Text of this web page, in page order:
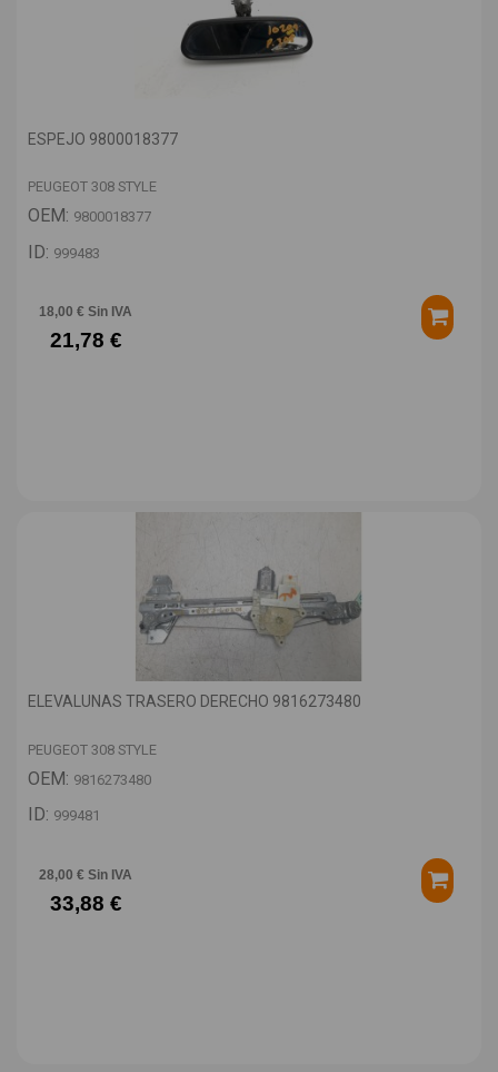
ESPEJO 9800018377
PEUGEOT 308 STYLE
OEM: 9800018377
ID: 999483
18,00 € Sin IVA
21,78 €
ELEVALUNAS TRASERO DERECHO 9816273480
PEUGEOT 308 STYLE
OEM: 9816273480
ID: 999481
28,00 € Sin IVA
33,88 €